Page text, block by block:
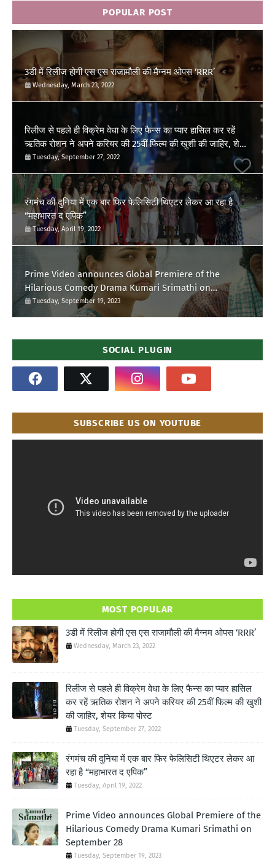
POPULAR POST
3डी में रिलीज होगी एस एस राजामौली की मैग्नम ओपस ‘RRR’
Wednesday, March 23, 2022
रिलीज से पहले ही विक्रेम वेधा के लिए फैन्स का प्यार हासिल कर रहें
ऋतिक रोशन ने अपने करियर की 25वीं फिल्म की खुशी की जाहिर, शेयर
किया पोस्ट
Tuesday, September 27, 2022
रंगमंच की दुनिया में एक बार फिर फेलिसिटी थिएटर लेकर आ रहा है
“महाभारत द एपिक”
Tuesday, April 19, 2022
Prime Video announces Global Premiere of the
Hilarious Comedy Drama Kumari Srimathi on
September 28
Tuesday, September 19, 2023
SOCIAL PLUGIN
SUBSCRIBE US ON YOUTUBE
MOST POPULAR
3डी में रिलीज होगी एस एस राजामौली की मैग्नम ओपस ‘RRR’
Wednesday, March 23, 2022
रिलीज से पहले ही विक्रेम वेधा के लिए फैन्स का प्यार हासिल
कर रहें ऋतिक रोशन ने अपने करियर की 25वीं फिल्म की खुशी
की जाहिर, शेयर किया पोस्ट
Tuesday, September 27, 2022
रंगमंच की दुनिया में एक बार फिर फेलिसिटी थिएटर लेकर आ
रहा है “महाभारत द एपिक”
Tuesday, April 19, 2022
Prime Video announces Global Premiere of the
Hilarious Comedy Drama Kumari Srimathi on
September 28
Tuesday, September 19, 2023